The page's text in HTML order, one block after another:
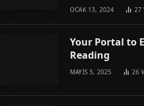
OCAK 13, 2024 27
Your Portal to
Reading
MAYIS 3, 2025 26